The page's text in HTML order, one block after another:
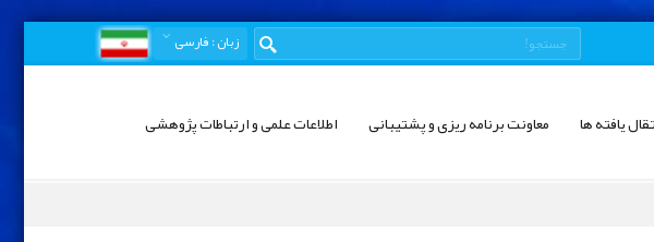
زبان: فارسی
یافته ها معاونت برنامه ریزی و پشتیبانی اطلاعات علمی و ارتباطات پژوهشی